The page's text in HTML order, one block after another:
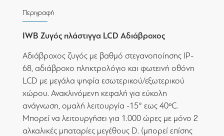
Περιγραφή
IWB Ζυγός πλάστιγγα LCD Αδιάβροχος
Αδιάβροχος ζυγός με βαθμό στεγανοποίησης IP-
68, αδιάβροχο πληκτρολόγιο και φωτεινή οθόνη
LCD με μεγάλα ψηφία εσωτερικού/εξωτερικού
χώρου. Ανακλινόμενη κεφαλή για εύκολη
ανάγνωση, ομαλή λειτουργία -15° εως 40ºC.
Μπορεί να λειτουργήσει για 1.000 ώρες με μόνο 2
αλκαλικές μπαταρίες μεγέθους D. (μπορεί επίσης